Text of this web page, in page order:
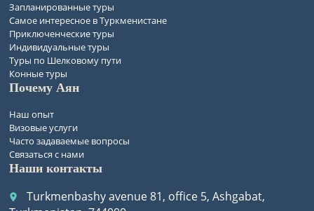
Запланированные туры
Самое интересное в Туркменистане
Приключенческие туры
Индивидуальные туры
Туры по Шелковому пути
Конные туры
Почему Аян
Наш опыт
Визовые услуги
Часто задаваемые вопросы
Связаться с нами
Наши контакты
place
Turkmenbashy avenue 81, office 5, Ashgabat,